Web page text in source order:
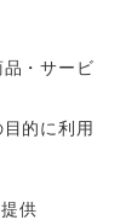
・サービ
的に利用
供